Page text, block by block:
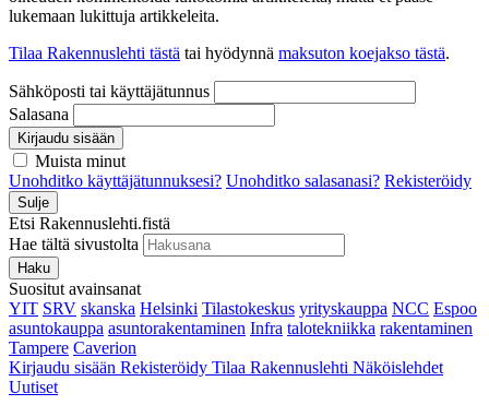
lukemaan lukittuja artikkeleita.
Tilaa Rakennuslehti tästä tai hyödynnä maksuton koejakso tästä.
Sähköposti tai käyttäjätunnus
Salasana
Kirjaudu sisään
Muista minut
Unohditko käyttäjätunnuksesi? Unohditko salasanasi? Rekisteröidy
Sulje
Etsi Rakennuslehti.fistä
Hae tältä sivustolta
Haku
Suositut avainsanat
YIT SRV skanska Helsinki Tilastokeskus yrityskauppa NCC Espoo
asuntokauppa asuntorakentaminen Infra talotekniikka rakentaminen
Tampere Caverion
Kirjaudu sisään Rekisteröidy Tilaa Rakennuslehti Näköislehdet
Uutiset